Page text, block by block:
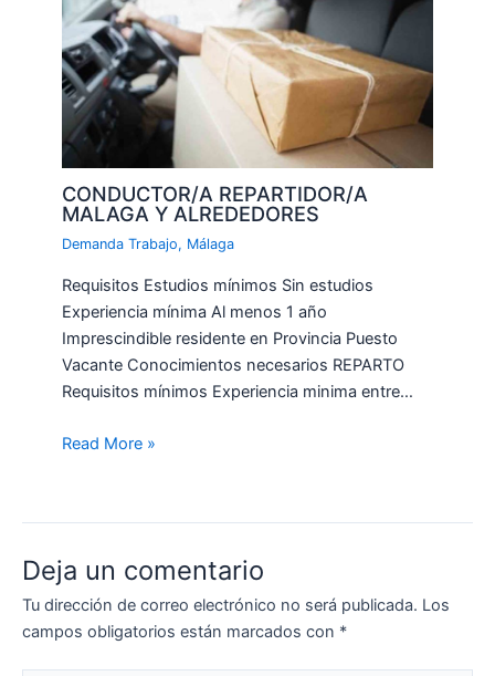
CONDUCTOR/A REPARTIDOR/A
MALAGA Y ALREDEDORES
Demanda Trabajo, Málaga
Requisitos Estudios mínimos Sin estudios
Experiencia mínima Al menos 1 año
Imprescindible residente en Provincia Puesto
Vacante Conocimientos necesarios REPARTO
Requisitos mínimos Experiencia minima entre…
Read More »
Deja un comentario
Tu dirección de correo electrónico no será publicada. Los
campos obligatorios están marcados con *